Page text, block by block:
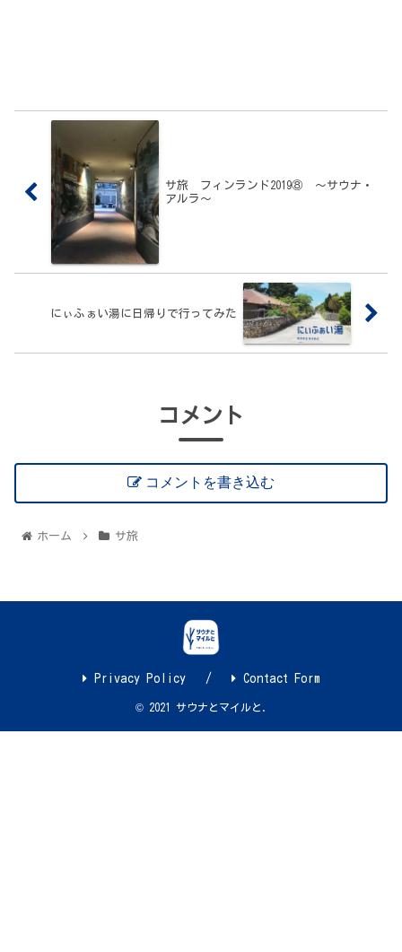
サ旅 フィンランド2019⑧ 〜サウナ・
アルラ〜
にぃふぁい湯に日帰りで行ってみた
コメント
コメントを書き込む
ホーム サ旅
Privacy Policy Contact Form
© 2021 サウナとマイルと.